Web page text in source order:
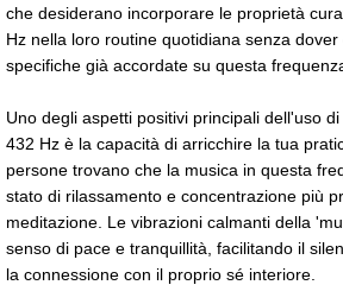
che desiderano incorporare le proprietà
Hz nella loro routine quotidiana senza
specifiche già accordate su questa
Uno degli aspetti positivi principali dell'uso
432 Hz è la capacità di arricchire la tua
persone trovano che la musica in questa
stato di rilassamento e concentrazione più
meditazione. Le vibrazioni calmanti della
senso di pace e tranquillità, facilitando il
la connessione con il proprio sé interiore.